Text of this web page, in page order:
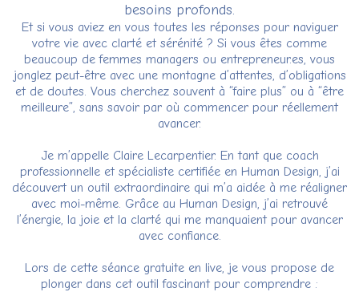
besoins profonds.
Et si vous aviez en vous toutes les réponses pour naviguer
votre vie avec clarté et sérénité ? Si vous êtes comme
beaucoup de femmes managers ou entrepreneur.es, vous
jonglez peut-être avec une montagne d’attentes, d’obligations
et de doutes. Vous cherchez souvent à “faire plus” ou à “être
meilleure”, sans savoir par où commencer pour réellement
avancer.
Je m’appelle Claire Lecarpentier. En tant que coach
professionnelle et spécialiste certifiée en Human Design, j’ai
découvert un outil extraordinaire qui m’a aidée à me réaligner
avec moi-même. Grâce au Human Design, j’ai retrouvé
l’énergie, la joie et la clarté qui me manquaient pour avancer
avec confiance.
Lors de cette séance gratuite en live, je vous propose de
plonger dans cet outil fascinant pour comprendre :